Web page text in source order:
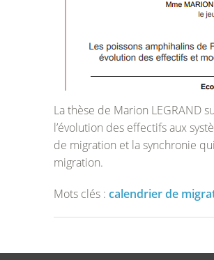
La thèse de Marion LEGRAND
l’évolution des effectifs aux
de migration et la synchronie
migration.
Mots clés : calendrier de